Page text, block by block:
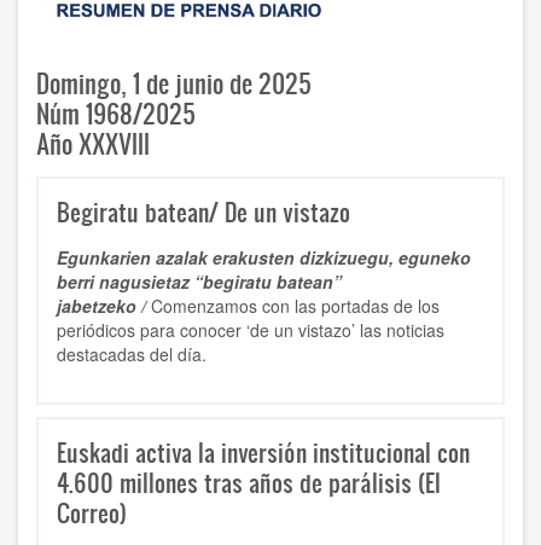
Domingo, 1 de junio de 2025
Núm 1968/2025
Año XXXVIII
Begiratu batean/ De un vistazo
Egunkarien azalak erakusten dizkizuegu, eguneko
berri nagusietaz “begiratu batean”
jabetzeko /Comenzamos con las portadas de los
periódicos para conocer ‘de un vistazo’ las noticias
destacadas del día.
Euskadi activa la inversión institucional con
4.600 millones tras años de parálisis (El
Correo)